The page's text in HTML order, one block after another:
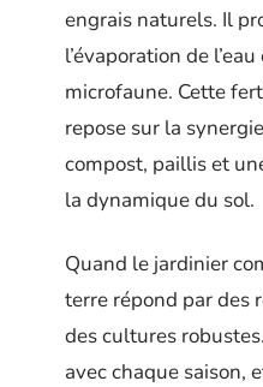
engrais naturels. Il
l’évaporation de
microfaune. Cette
repose sur la
compost, paillis et
la dynamique du sol.
Quand le jardinier
terre répond par des
des cultures
avec chaque saison,